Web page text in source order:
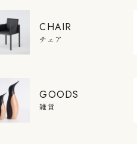
CHAIR
チェア
GOODS
雑貨